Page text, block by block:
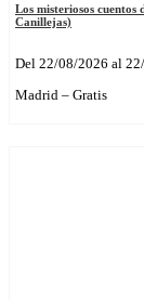
Los misteriosos cuentos
Canillejas)
Del 22/08/2026 al
Madrid – Gratis